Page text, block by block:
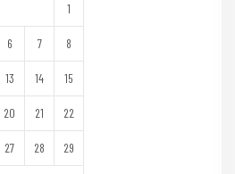
1
6 7 8
13 14 15
20 21 22
27 28 29